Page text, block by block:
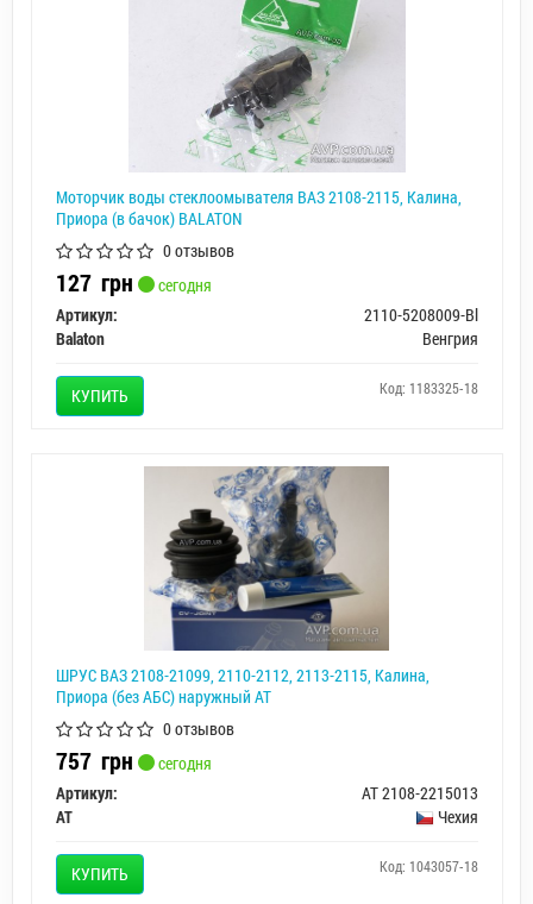
Моторчик воды стеклоомывателя ВАЗ 2108-2115, Калина,
Приора (в бачок) BALATON
0 отзывов
127 грн
сегодня
Артикул:
2110-5208009-Bl
Balaton
Венгрия
КУПИТЬ Код: 1183325-18
ШРУС ВАЗ 2108-21099, 2110-2112, 2113-2115, Калина,
Приора (без АБС) наружный АТ
0 отзывов
757 грн
сегодня
Артикул:
AT 2108-2215013
AT
Чехия
КУПИТЬ Код: 1043057-18